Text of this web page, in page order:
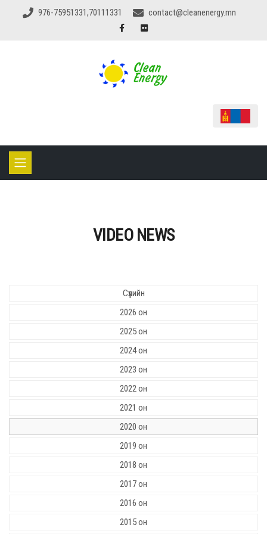
976-75951331,70111331 contact@cleanenergy.mn
VIDEO NEWS
Сүүлийн
2026 он
2025 он
2024 он
2023 он
2022 он
2021 он
2020 он
2019 он
2018 он
2017 он
2016 он
2015 он